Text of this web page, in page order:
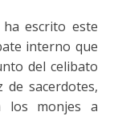
escrito este
interno que
del celibato
de sacerdotes,
los monjes a